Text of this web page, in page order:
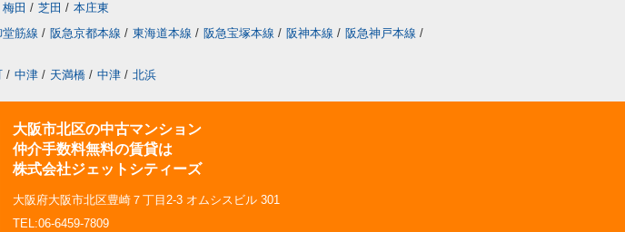
梅田 / 芝田 / 本庄東
筋線 / 阪急京都本線 / 東海道本線 / 阪急宝塚本線 / 阪神本線 / 阪急神戸本線 /
/ 中津 / 天満橋 / 中津 / 北浜
大阪市北区の中古マンション
仲介手数料無料の賃貸は
株式会社ジェットシティーズ
大阪府大阪市北区豊崎７丁目2-3 オムシスビル 301
TEL:06-6459-7809